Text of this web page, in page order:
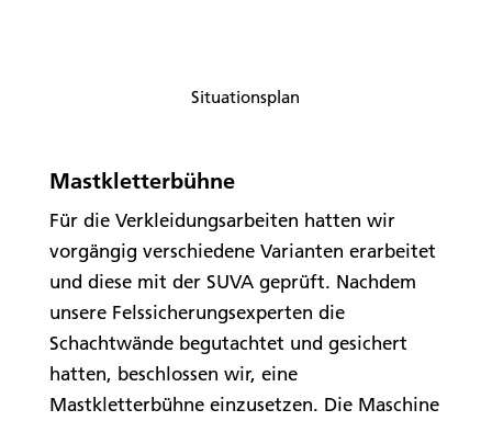
Situationsplan
Mastkletterbühne
Für die Verkleidungsarbeiten hatten wir
vorgängig verschiedene Varianten erarbeitet
und diese mit der SUVA geprüft. Nachdem
unsere Felssicherungsexperten die
Schachtwände begutachtet und gesichert
hatten, beschlossen wir, eine
Mastkletterbühne einzusetzen. Die Maschine